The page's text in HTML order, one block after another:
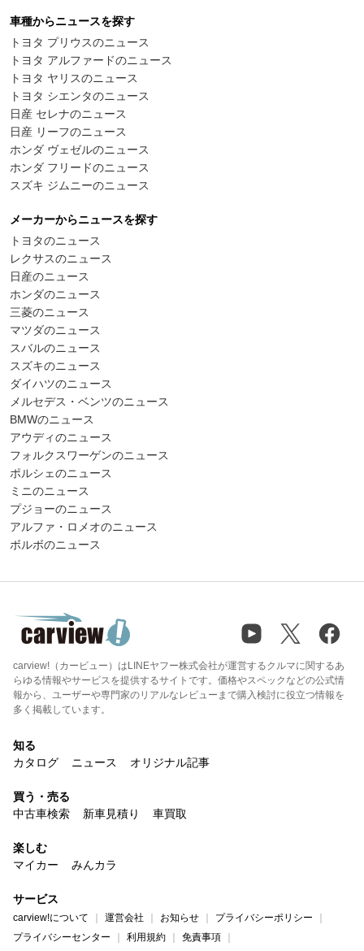
車種からニュースを探す
トヨタ プリウスのニュース
トヨタ アルファードのニュース
トヨタ ヤリスのニュース
トヨタ シエンタのニュース
日産 セレナのニュース
日産 リーフのニュース
ホンダ ヴェゼルのニュース
ホンダ フリードのニュース
スズキ ジムニーのニュース
メーカーからニュースを探す
トヨタのニュース
レクサスのニュース
日産のニュース
ホンダのニュース
三菱のニュース
マツダのニュース
スバルのニュース
スズキのニュース
ダイハツのニュース
メルセデス・ベンツのニュース
BMWのニュース
アウディのニュース
フォルクスワーゲンのニュース
ポルシェのニュース
ミニのニュース
プジョーのニュース
アルファ・ロメオのニュース
ボルボのニュース
carview!（カービュー）はLINEヤフー株式会社が運営するクルマに関するあ
らゆる情報やサービスを提供するサイトです。価格やスペックなどの公式情
報から、ユーザーや専門家のリアルなレビューまで購入検討に役立つ情報を
多く掲載しています。
知る
カタログ
ニュース オリジナル記事
買う・売る
中古車検索
新車見積り 車買取
楽しむ
マイカー
みんカラ
サービス
carview!について 運営会社 お知らせ
プライバシーポリシー
プライバシーセンター
利用規約
免責事項